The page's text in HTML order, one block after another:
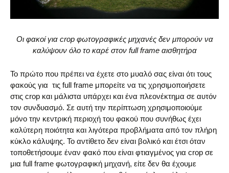
Οι φακοί για crop φωτογραφικές μηχανές δεν μπορούν να
καλύψουν όλο το καρέ στον full frame αισθητήρα
Το πρώτο που πρέπει να έχετε στο μυαλό σας είναι ότι τους
φακούς για τις full frame μπορείτε να τις χρησιμοποιήσετε
στις crop και μάλιστα υπάρχει και ένα πλεονέκτημα σε αυτόν
τον συνδυασμό. Σε αυτή την περίπτωση χρησιμοποιούμε
μόνο την κεντρική περιοχή του φακού που συνήθως έχει
καλύτερη ποιότητα και λιγότερα προβλήματα από τον πλήρη
κύκλο κάλυψης. Το αντίθετο δεν είναι βολικό και έτσι όταν
τοποθετήσουμε έναν φακό που είναι φτιαγμένος για crop σε
μια full frame φωτογραφική μηχανή, είτε δεν θα έχουμε